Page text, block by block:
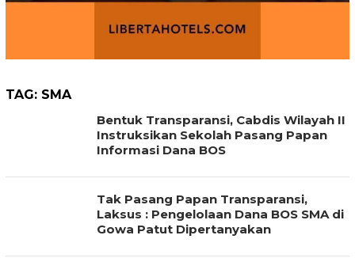
TAG: SMA
Bentuk Transparansi, Cabdis Wilayah II
Instruksikan Sekolah Pasang Papan
Informasi Dana BOS
Tak Pasang Papan Transparansi,
Laksus : Pengelolaan Dana BOS SMA di
Gowa Patut Dipertanyakan